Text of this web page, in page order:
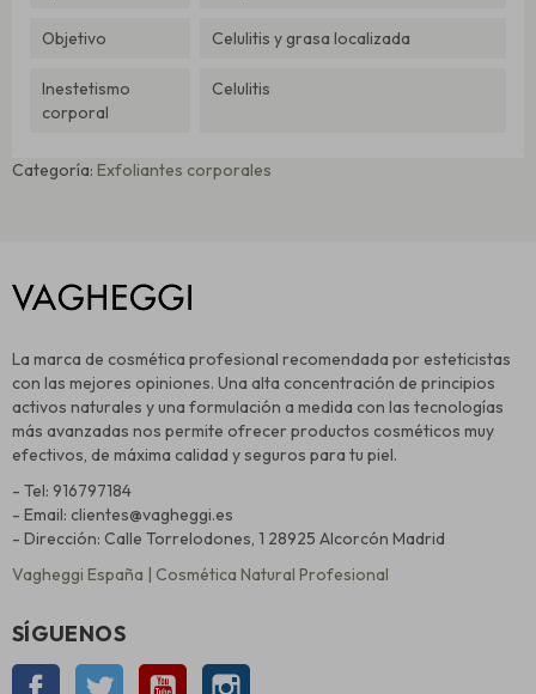
Objetivo Celulitis y grasa localizada
Inestetismo
corporal
Celulitis
Categoría: Exfoliantes corporales
La marca de cosmética profesional recomendada por esteticistas
con las mejores opiniones. Una alta concentración de principios
activos naturales y una formulación a medida con las tecnologías
más avanzadas nos permite ofrecer productos cosméticos muy
efectivos, de máxima calidad y seguros para tu piel.
- Tel: 916797184
- Email: clientes@vagheggi.es
- Dirección: Calle Torrelodones, 1 28925 Alcorcón Madrid
Vagheggi España | Cosmética Natural Profesional
SÍGUENOS
Facebook Twitter YouTube